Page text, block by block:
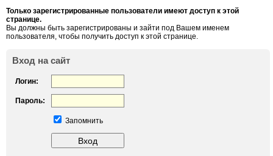
Только зарегистрированные пользователи имеют доступ к этой
странице.
Вы должны быть зарегистрированы и зайти под Вашем именем
пользователя, чтобы получить доступ к этой странице.
Вход на сайт
Логин:
Пароль:
Запомнить